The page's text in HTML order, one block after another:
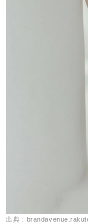
出典：